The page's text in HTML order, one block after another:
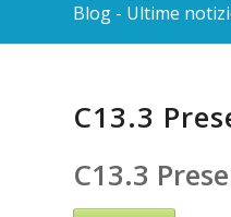
Blog - Ultime
C13.3
C13.3